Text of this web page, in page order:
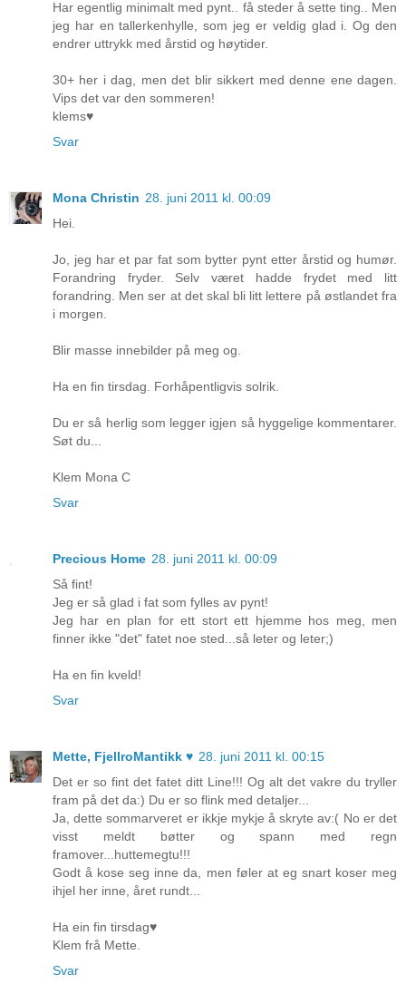
Har egentlig minimalt med pynt.. få steder å sette ting.. Men
jeg har en tallerkenhylle, som jeg er veldig glad i. Og den
endrer uttrykk med årstid og høytider.
30+ her i dag, men det blir sikkert med denne ene dagen.
Vips det var den sommeren!
klems♥
Svar
Mona Christin 28. juni 2011 kl. 00:09
Hei.
Jo, jeg har et par fat som bytter pynt etter årstid og humør.
Forandring fryder. Selv været hadde frydet med litt
forandring. Men ser at det skal bli litt lettere på østlandet fra
i morgen.
Blir masse innebilder på meg og.
Ha en fin tirsdag. Forhåpentligvis solrik.
Du er så herlig som legger igjen så hyggelige kommentarer.
Søt du...
Klem Mona C
Svar
Precious Home 28. juni 2011 kl. 00:09
Så fint!
Jeg er så glad i fat som fylles av pynt!
Jeg har en plan for ett stort ett hjemme hos meg, men
finner ikke "det" fatet noe sted...så leter og leter;)
Ha en fin kveld!
Svar
Mette, FjellroMantikk ♥ 28. juni 2011 kl. 00:15
Det er so fint det fatet ditt Line!!! Og alt det vakre du tryller
fram på det da:) Du er so flink med detaljer...
Ja, dette sommarveret er ikkje mykje å skryte av:( No er det
visst meldt bøtter og spann med regn
framover...huttemegtu!!!
Godt å kose seg inne da, men føler at eg snart koser meg
ihjel her inne, året rundt...
Ha ein fin tirsdag♥
Klem frå Mette.
Svar